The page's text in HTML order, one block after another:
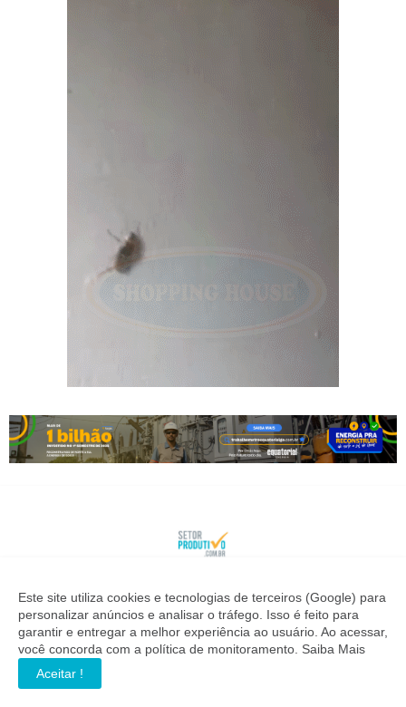
SETOR PRODUTIVO
Notícias de quem investe no desenvolvimento industrial,
econômico e geração de empregos. Informação precisa para
Este site utiliza cookies e tecnologias de terceiros (Google) para
personalizar anúncios e analisar o tráfego. Isso é feito para
garantir e entregar a melhor experiência ao usuário. Ao acessar,
você concorda com a política de monitoramento. Saiba Mais
Aceitar !